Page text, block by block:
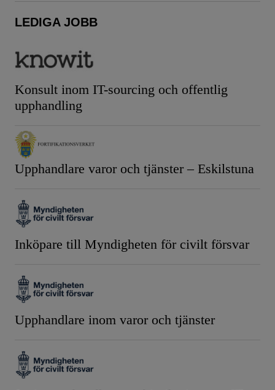
LEDIGA JOBB
Konsult inom IT-sourcing och offentlig
upphandling
Upphandlare varor och tjänster – Eskilstuna
Inköpare till Myndigheten för civilt försvar
Upphandlare inom varor och tjänster